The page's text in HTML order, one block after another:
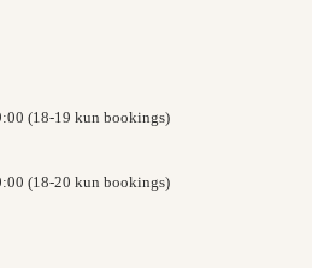
(18-19 kun bookings)
(18-20 kun bookings)